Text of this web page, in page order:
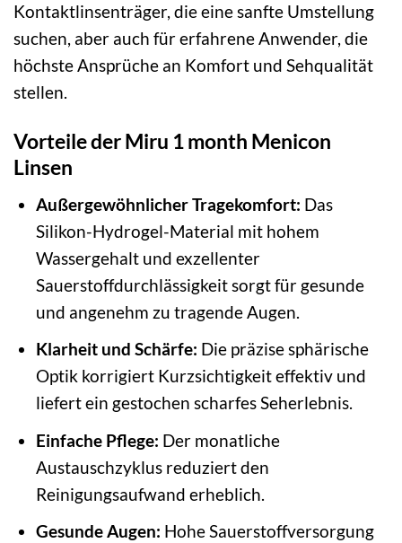
Kontaktlinsenträger, die eine sanfte Umstellung
suchen, aber auch für erfahrene Anwender, die
höchste Ansprüche an Komfort und Sehqualität
stellen.
Vorteile der Miru 1 month Menicon
Linsen
Außergewöhnlicher Tragekomfort: Das
Silikon-Hydrogel-Material mit hohem
Wassergehalt und exzellenter
Sauerstoffdurchlässigkeit sorgt für gesunde
und angenehm zu tragende Augen.
Klarheit und Schärfe: Die präzise sphärische
Optik korrigiert Kurzsichtigkeit effektiv und
liefert ein gestochen scharfes Seherlebnis.
Einfache Pflege: Der monatliche
Austauschzyklus reduziert den
Reinigungsaufwand erheblich.
Gesunde Augen: Hohe Sauerstoffversorgung